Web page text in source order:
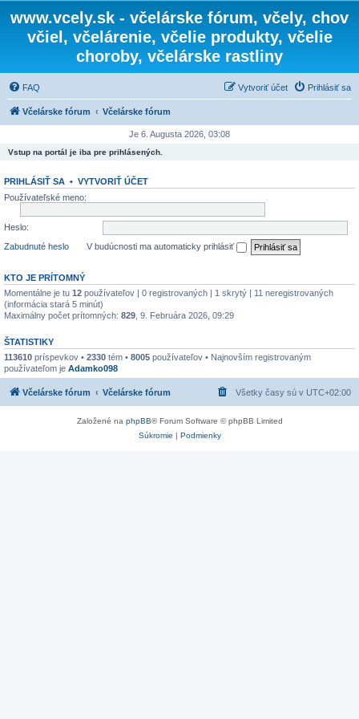
www.vcely.sk - včelárske fórum, včely, chov
včiel, včelárenie, včelie produkty, včelie
choroby, včelárske rastliny
FAQ Prihlásiť sa
Vytvoriť účet
Včelárske fórum Včelárske fórum
Je 6. Augusta 2026, 03:08
Vstup na portál je iba pre prihlásených.
PRIHLÁSIŤ SA • VYTVORIŤ ÚČET
Používateľské meno:
Heslo:
Zabudnuté heslo
V budúcnosti ma automaticky prihlásiť
KTO JE PRÍTOMNÝ
Momentálne je tu 12 používateľov | 0 registrovaných | 1 skrytý | 11 neregistrovaných
(informácia stará 5 minút)
Maximálny počet prítomných: 829 , 9. Februára 2026, 09:29
ŠTATISTIKY
113610 príspevkov • 2330 tém • 8005 používateľov • Najnovším registrovaným
používateľom je Adamko098
Včelárske fórum Včelárske fórum Všetky časy sú v UTC+02:00
Založené na phpBB® Forum Software © phpBB Limited
Súkromie | Podmienky